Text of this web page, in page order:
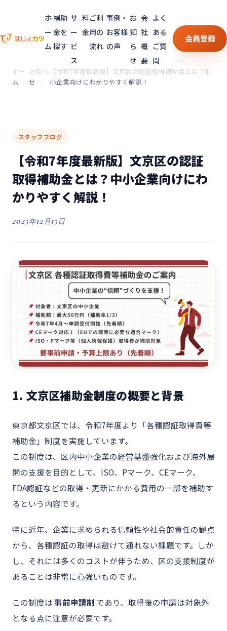
ホ
ー
ム
補助
金を
探す
サ
ー
ビ
ス
料
金
ご利
用の
流れ
事例・
お客様
の声
お
知
ら
せ
会
社
概
要
よく
ある
ご質
問
会員登録
ホー
ム
お知ら
せ
【令和7年度最新版】文京区の認証取得補助金とは？中
小企業向けにわかりやすく解説！
スタッフブログ
【令和7年度最新版】文京区の認証
取得補助金とは？中小企業向けにわ
かりやすく解説！
2025年12月15日
1. 文京区補助金制度の概要と背景
東京都文京区では、令和7年度より「各種認証取得費等
補助金」制度を実施しています。
この制度は、区内中小企業の経営基盤強化および海外展
開の支援を目的として、ISO、Pマーク、CEマーク、
FDA認証などの取得・更新にかかる費用の一部を補助す
るという内容です。
特に近年、企業に求められる信頼性や社会的責任の観点
から、各種認証の取得は避けて通れない課題です。しか
し、それには多くのコストが伴うため、区の支援制度が
あることは非常に心強いものです。
この制度は事前申請制 であり、取得後の申請は対象外
となる点に注意が必要です。